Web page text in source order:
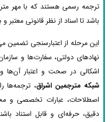
ترجمه رسمی هستند که با مهر
باشد تا اسناد از نظر قانونی
این مرحله از اعتبارسنجی تضمین
نهادهای دولتی، سفارت‌ها و
اشکالی در صحت و اعتبار آن‌ها
شبکه مترجمین اشراق، ترجمه‌ها
اصطلاحات، عبارات تخصصی و
دقیق، حرفه‌ای و قابل استناد